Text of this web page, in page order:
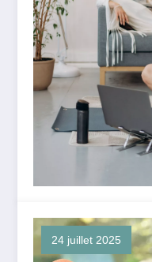
24 juillet 2025